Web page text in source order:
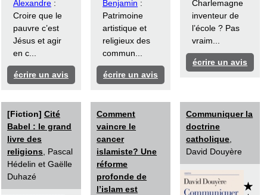
Alexandre :
Croire que le
pauvre c’est
Jésus et agir
en c...
écrire un avis
Benjamin :
Patrimoine
artistique et
religieux des
commun...
écrire un avis
Charlemagne
inventeur de
l’école ? Pas
vraim...
écrire un avis
[Fiction] Cité
Babel : le grand
livre des
religions , Pascal
Hédelin et Gaëlle
Duhazé
Comment
vaincre le
cancer
islamiste? Une
réforme
profonde de
l’islam est
Communiquer la
doctrine
catholique
David Douyère